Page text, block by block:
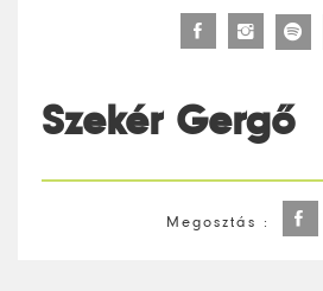
Facebook
profilprofil
Szekér Gergő
Megosztás :